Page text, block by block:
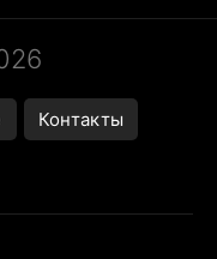
Контакты